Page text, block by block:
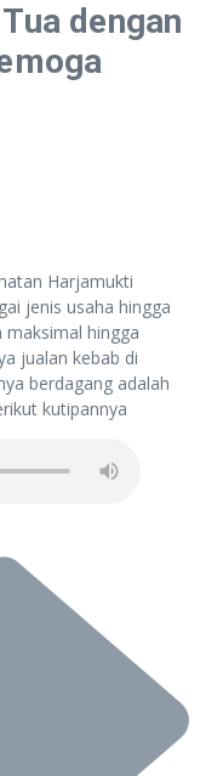
dengan
Harjamukti
jenis usaha hingga
hingga
jualan kebab di
berdagang adalah
kutipannya